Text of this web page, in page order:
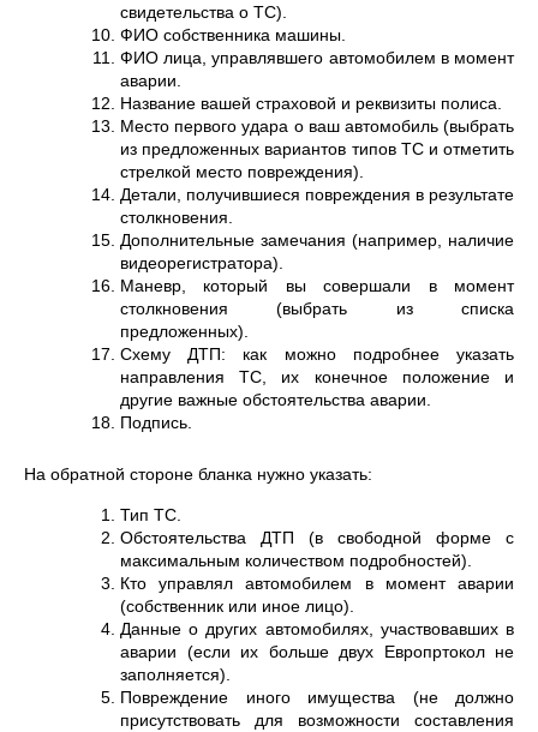
свидетельства о ТС).
ФИО собственника машины.
ФИО лица, управлявшего автомобилем в момент
аварии.
Название вашей страховой и реквизиты полиса.
Место первого удара о ваш автомобиль (выбрать
из предложенных вариантов типов ТС и отметить
стрелкой место повреждения).
Детали, получившиеся повреждения в результате
столкновения.
Дополнительные замечания (например, наличие
видеорегистратора).
Маневр, который вы совершали в момент
столкновения (выбрать из списка
предложенных).
Схему ДТП: как можно подробнее указать
направления ТС, их конечное положение и
другие важные обстоятельства аварии.
Подпись.
На обратной стороне бланка нужно указать:
Тип ТС.
Обстоятельства ДТП (в свободной форме с
максимальным количеством подробностей).
Кто управлял автомобилем в момент аварии
(собственник или иное лицо).
Данные о других автомобилях, участвовавших в
аварии (если их больше двух Европртокол не
заполняется).
Повреждение иного имущества (не должно
присутствовать для возможности составления